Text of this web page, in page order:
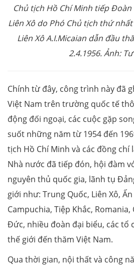
Chủ tịch Hồ Chí Minh tiếp
Liên Xô do Phó Chủ tịch thứ
Liên Xô A.I.Micaian dẫn đầu
2.4.1956. Ảnh:
Chính từ đây, công trình này đã
Việt Nam trên trường quốc tế
động đối ngoại, các cuộc gặp
suốt những năm từ 1954 đến
tịch Hồ Chí Minh và các đồng chí
Nhà nước đã tiếp đón, hội đàm
nguyên thủ quốc gia, lãnh tụ
giới như: Trung Quốc, Liên Xô,
Campuchia, Tiệp Khắc,
Đức, nhiều đoàn đại biểu, các tổ
thế giới đến thăm Việt Nam.
Qua thời gian, nội thất và công